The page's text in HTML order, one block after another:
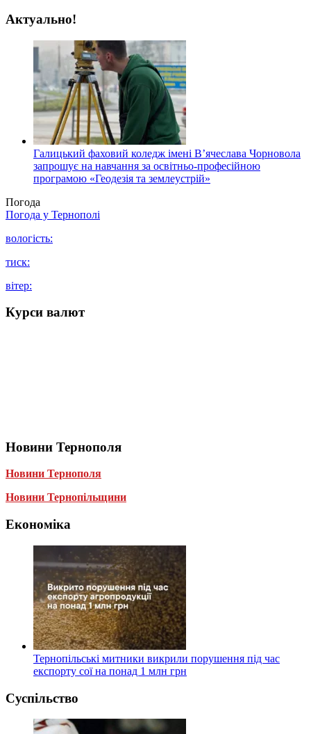
Актуально!
Галицький фаховий коледж імені В’ячеслава Чорновола
запрошує на навчання за освітньо-професійною
програмою «Геодезія та землеустрій»
Погода
Погода у Тернополі
вологість:
тиск:
вітер:
Курси валют
Новини Тернополя
Новини Тернополя
Новини Тернопільщини
Економіка
Тернопільські митники викрили порушення під час
експорту сої на понад 1 млн грн
Суспільство